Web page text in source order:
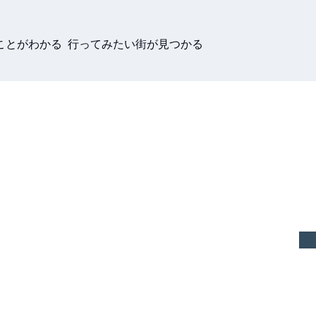
とがわかる 行ってみたい街が見つかる